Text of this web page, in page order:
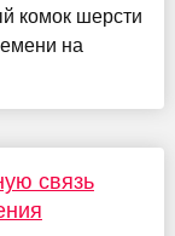
комок шерсти
на
связь